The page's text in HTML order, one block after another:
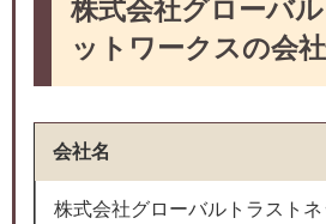
株式会社グローバ
ットワークスの会
会社名
株式会社グローバルトラスト